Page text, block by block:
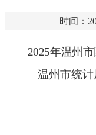
时间：
2025年温州
温州市统计